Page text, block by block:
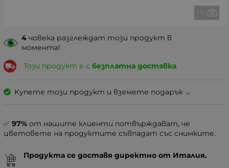
1 5
4 човека разглеждат този продукт в
момента!
Този продукт е с безплатна доставка.
Купете този продукт и вземете подарък
✅ 97% от нашите клиенти потвърждават, че
цветовете на продуктите съвпадат със снимките.
Продукта се доставя директно от Италия.